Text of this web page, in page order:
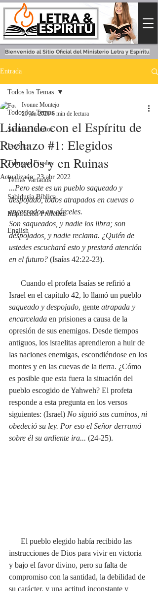
Bienvenido al Sitio Oficial del Ministerio Letra y Espíritu
Entrada
Todos los Temas
Sanidad Interior
Levítico
Tiempos Finales
Temas Variados
Sabiduría Bíblica
Inspiración Profética
English
Todos los Temas
Lidiando con el Espíritu de
Rechazo #1: Elegidos
Robados y en Ruinas
Ivonne Montejo
20 jun 2021 6 min de lectura
Actualizado:23 abr 2022
...Pero este es un pueblo saqueado y
despojado, todos atrapados en cuevas o
encerrados en cárceles.
Son saqueados, y nadie los libra; son
despojados, y nadie reclama. ¿Quién de
ustedes escuchará esto y prestará atención
en el futuro? (Isaías 42:22-23).
Israel en el capítulo 42, lo llamó un pueblo
saqueado y despojado, gente atrapada y
encarcelada en prisiones a causa de la
opresión de sus enemigos. Desde tiempos
antiguos, los israelitas aprendieron a huir de
las naciones enemigas, escondiéndose en los
montes y en las cuevas de la tierra. ¿Cómo
es posible que esta fuera la situación del
pueblo escogido de Yahweh? El profeta
responde a esta pregunta en los versos
siguientes: (Israel) No siguió sus caminos, ni
obedeció su ley. Por eso el Señor derramó
sobre él su ardiente ira... (24-25).
instrucciones de Dios para vivir en victoria
y bajo el favor divino, pero su falta de
compromiso con la santidad, la debilidad de
su carácter, y una actitud inconstante y